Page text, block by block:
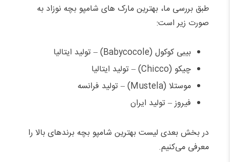
طبق بررسی ما، بهترین مارک های شامپو بچه نوزاد به
صورت زیر است:
بیبی کوکول (Babycocole) – تولید ایتالیا
چیکو (Chicco) – تولید ایتالیا
موستلا (Mustela) – تولید فرانسه
فیروز – تولید ایران
در بخش بعدی لیست بهترین شامپو بچه برندهای بالا را
معرفی می‌کنیم.